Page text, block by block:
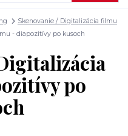
Skenovanie / Digitalizácia filmu
- diapozitívy po kusoch
po